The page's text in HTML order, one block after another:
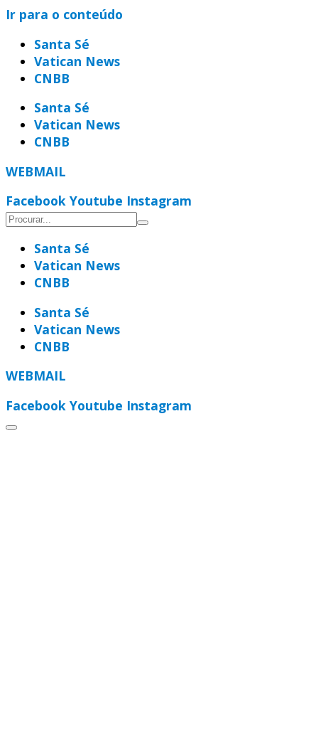
Ir para o conteúdo
Santa Sé
Vatican News
CNBB
Santa Sé
Vatican News
CNBB
WEBMAIL
Facebook Youtube Instagram
Santa Sé
Vatican News
CNBB
Santa Sé
Vatican News
CNBB
WEBMAIL
Facebook Youtube Instagram